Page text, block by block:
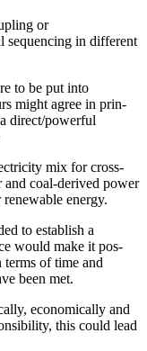
or
sequencing in different
to be put into
might agree in prin­
direct/powerful
mix for cross-
coal-derived power
energy.
to establish a
would make it pos­
of time and
been met.
economically and
this could lead